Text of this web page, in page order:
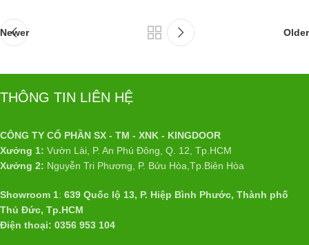
Newer Older
THÔNG TIN LIÊN HỆ
CÔNG TY CỔ PHẦN SX - TM - XNK - KINGDOOR
Xưởng 1: Vườn Lài, P. An Phú Đông, Q. 12, Tp.HCM
Xưởng 2: Nguyễn Tri Phương, P. Bửu Hòa,Tp.Biên Hòa
Showroom 1: 639 Quốc lộ 13, P. Hiệp Bình Phước, Thành phố
Thủ Đức, Tp.HCM
Điện thoại: 0356 953 104